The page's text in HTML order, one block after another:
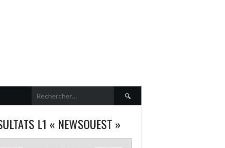
Rechercher :
L1 « NEWSOUEST »